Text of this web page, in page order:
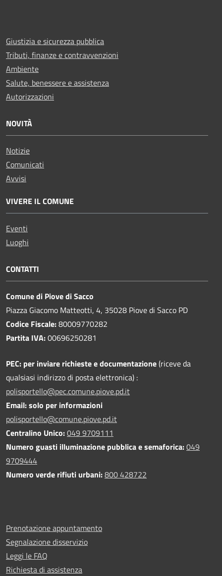
Giustizia e sicurezza pubblica
Tributi, finanze e contravvenzioni
Ambiente
Salute, benessere e assistenza
Autorizzazioni
NOVITÀ
Notizie
Comunicati
Avvisi
VIVERE IL COMUNE
Eventi
Luoghi
CONTATTI
Comune di Piove di Sacco
Piazza Giacomo Matteotti, 4, 35028 Piove di Sacco PD
Codice Fiscale:80009770282
Partita IVA:00696250281
PEC: per inviare richieste e documentazione(riceve da
qualsiasi indirizzo di posta elettronica) :
polisportello@pec.comune.piove.pd.it
Email: solo per informazioni
polisportello@comune.piove.pd.it
Centralino Unico:049 9709111
Numero guasti illuminazione pubblica e semaforica:049
9709444
Numero verde rifiuti urbani:800 428722
Prenotazione appuntamento
Segnalazione disservizio
Leggi le FAQ
Richiesta di assistenza